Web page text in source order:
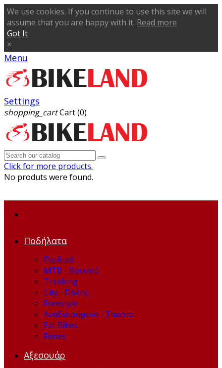
We use cookies. If you continue to use this site we will
assume that you are happy with it. Read more
Got It
×
Menu
Settings
shopping_cartCart(0)
Click for more products.
No produts were found.
Ποδήλατα
Παιδικά
ΜΤΒ - Βουνού
Trekking
City - Πόλης
Freestyle
Αναδιπούμενο - Σπαστό
Fat Bikes
Fitnes
Αξεσουάρ